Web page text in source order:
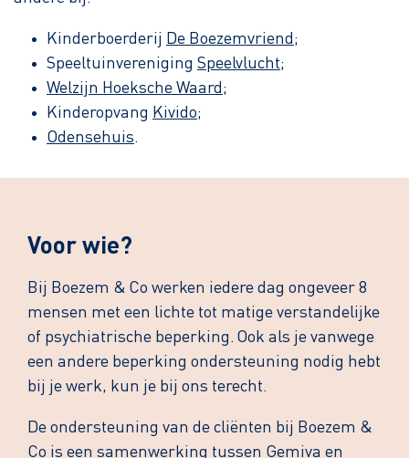
Kinderboerderij De Boezemvriend ;
Speeltuinvereniging Speelvlucht;
Welzijn Hoeksche Waard ;
Kinderopvang Kivido;
Odensehuis.
Voor wie?
Bij Boezem & Co werken iedere dag ongeveer 8
mensen met een lichte tot matige verstandelijke
of psychiatrische beperking. Ook als je vanwege
een andere beperking ondersteuning nodig hebt
bij je werk, kun je bij ons terecht.
De ondersteuning van de cliënten bij Boezem &
Co is een samenwerking tussen Gemiva en